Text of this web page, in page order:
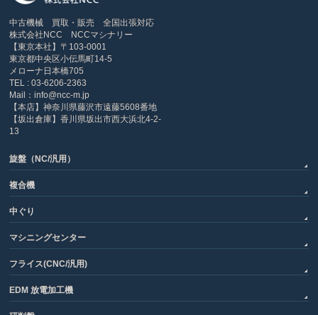
中古機械 買取・販売 全国出張対応
株式会社NCC NCCマシナリー
【東京本社】〒103-0001
東京都中央区小伝馬町14-5
メローナ日本橋705
TEL : 03-6206-2363
Mail：info@ncc-m.jp
【本店】神奈川県藤沢市遠藤5608番地
【坂出倉庫】香川県坂出市西大浜北4-2-
13
旋盤（NC/汎用）
複合機
中ぐり
マシニングセンター
フライス(CNC/汎用)
EDM 放電加工機